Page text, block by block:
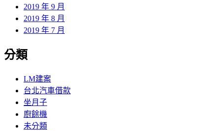
2019 年 9 月
2019 年 8 月
2019 年 7 月
分類
LM建案
台北汽車借款
坐月子
廚餘機
未分類